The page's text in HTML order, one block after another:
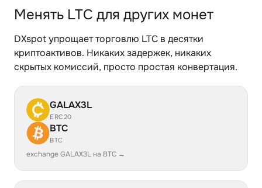
Менять LTC для других монет
DXspot упрощает торговлю LTC в десятки
криптоактивов. Никаких задержек, никаких
скрытых комиссий, просто простая конвертация.
GALAX3L
ERC20
BTC
BTC
exchange GALAX3L на BTC →